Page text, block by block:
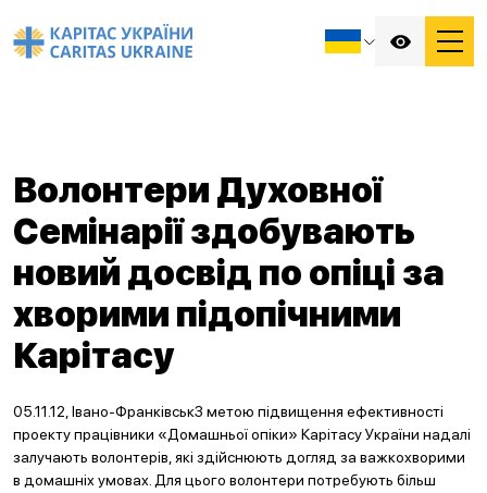
Волонтери Духовної
Семінарії здобувають
новий досвід по опіці за
хворими підопічними
Карітасу
05.11.12, Івано-ФранківськЗ метою підвищення ефективності
проекту працівники «Домашньої опіки» Карітасу України надалі
залучають волонтерів, які здійснюють догляд за важкохворими
в домашніх умовах. Для цього волонтери потребують більш